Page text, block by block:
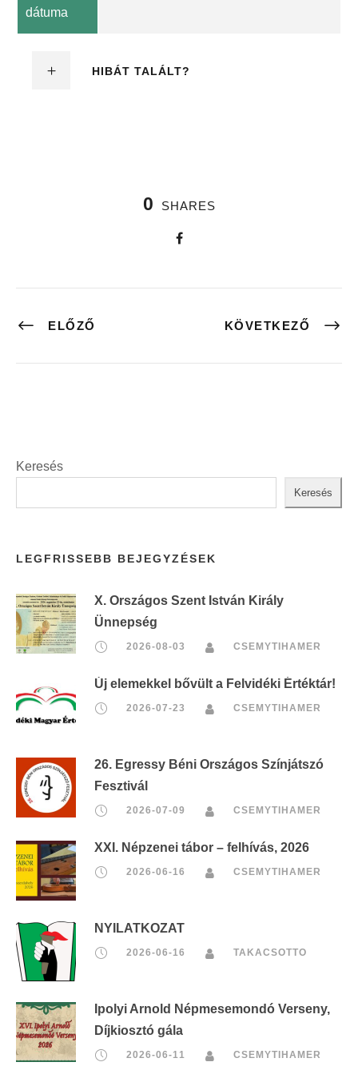
dátuma
HIBÁT TALÁLT?
0 SHARES
ELŐZŐ KÖVETKEZŐ
Keresés
Keresés
LEGFRISSEBB BEJEGYZÉSEK
X. Országos Szent István Király
Ünnepség
2026-08-03 CSEMYTIHAMER
Új elemekkel bővült a Felvidéki Értéktár!
2026-07-23 CSEMYTIHAMER
26. Egressy Béni Országos Színjátszó
Fesztivál
2026-07-09 CSEMYTIHAMER
XXI. Népzenei tábor – felhívás, 2026
2026-06-16 CSEMYTIHAMER
NYILATKOZAT
2026-06-16 TAKACSOTTO
Ipolyi Arnold Népmesemondó Verseny,
Díjkiosztó gála
2026-06-11 CSEMYTIHAMER